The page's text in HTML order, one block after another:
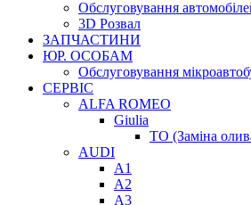
Обслуговування
3D Розвал
ЗАПЧАСТИНИ
ЮР. ОСОБАМ
Обслуговування
СЕРВІС
ALFA ROMEO
Giulia
ТО (Заміна
AUDI
A1
A2
A3